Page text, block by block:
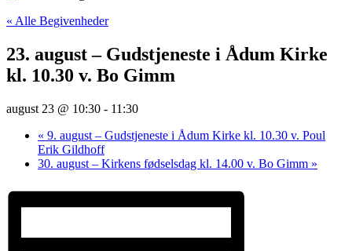
« Alle Begivenheder
23. august – Gudstjeneste i Ådum Kirke
kl. 10.30 v. Bo Gimm
august 23 @ 10:30 - 11:30
« 9. august – Gudstjeneste i Ådum Kirke kl. 10.30 v. Poul
Erik Gildhoff
30. august – Kirkens fødselsdag kl. 14.00 v. Bo Gimm »